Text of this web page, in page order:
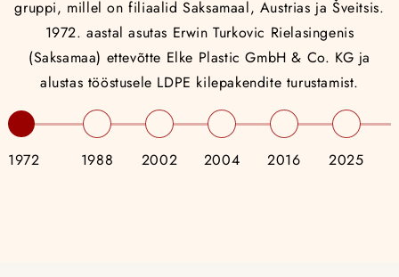
gruppi, millel on filiaalid Saksamaal, Austrias ja Šveitsis.
1972. aastal asutas Erwin Turkovic Rielasingenis
(Saksamaa) ettevõtte Elke Plastic GmbH & Co. KG ja
alustas tööstusele LDPE kilepakendite turustamist.
1972 1988 2002 2004 2016 2025